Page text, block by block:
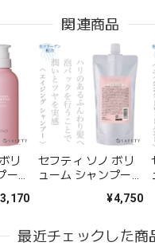
関連商品
リ
ー
セフティ ソノ ボリ
ューム シャンプー
¥4,750
最近チェックした商